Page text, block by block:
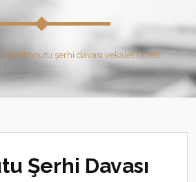
Aile konutu şerhi davası vekalet ücreti
Şerhi Davası